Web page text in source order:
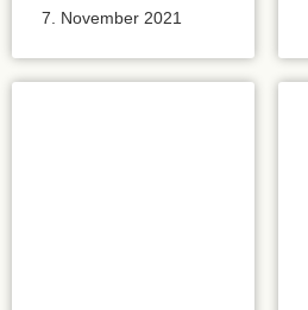
7. November 2021